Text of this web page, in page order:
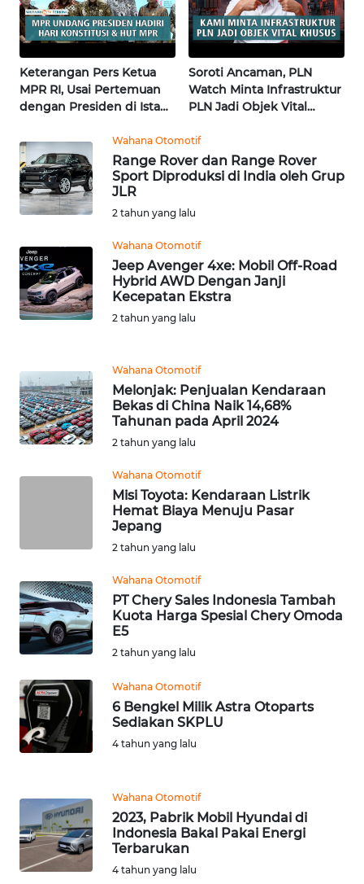
Keterangan Pers Ketua
MPR RI, Usai Pertemuan
dengan Presiden di Istana
Soroti Ancaman, PLN
Watch Minta Infrastruktur
PLN Jadi Objek Vital
Research
Wahana Otomotif
Range Rover dan Range Rover
Sport Diproduksi di India oleh Grup
JLR
2 tahun yang lalu
Wahana Otomotif
Jeep Avenger 4xe: Mobil Off-Road
Hybrid AWD Dengan Janji
Kecepatan Ekstra
2 tahun yang lalu
Wahana Otomotif
Melonjak: Penjualan Kendaraan
Bekas di China Naik 14,68%
Tahunan pada April 2024
2 tahun yang lalu
Wahana Otomotif
Misi Toyota: Kendaraan Listrik
Hemat Biaya Menuju Pasar
Jepang
2 tahun yang lalu
Wahana Otomotif
PT Chery Sales Indonesia Tambah
Kuota Harga Spesial Chery Omoda
E5
2 tahun yang lalu
Wahana Otomotif
6 Bengkel Milik Astra Otoparts
Sediakan SKPLU
4 tahun yang lalu
Wahana Otomotif
2023, Pabrik Mobil Hyundai di
Indonesia Bakal Pakai Energi
Terbarukan
4 tahun yang lalu
Regional
WN
SUMUT
WN
JABAR
BANTEN
WN
NTT
KEPRI
WN
PAPUA
WN
WN
SERAMBI
WN
JAMBI
WN
SULTRA
WN
NTB
WN
SULTENG